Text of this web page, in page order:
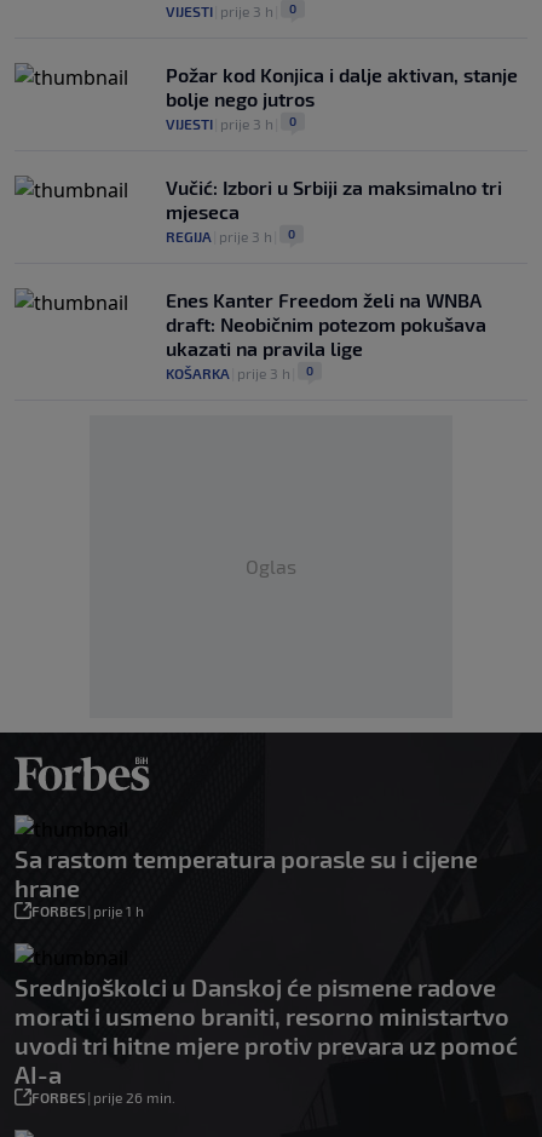
VIJESTI prije 3 h 0
Požar kod Konjica i dalje aktivan, stanje
bolje nego jutros
VIJESTI prije 3 h 0
Vučić: Izbori u Srbiji za maksimalno tri
mjeseca
REGIJA prije 3 h 0
Enes Kanter Freedom želi na WNBA
draft: Neobičnim potezom pokušava
ukazati na pravila lige
KOŠARKA prije 3 h 0
Oglas
Sa rastom temperatura porasle su i cijene
hrane
FORBES| prije 1 h
Srednjoškolci u Danskoj će pismene radove
morati i usmeno braniti, resorno ministartvo
uvodi tri hitne mjere protiv prevara uz pomoć
AI-a
FORBES| prije 26 min.